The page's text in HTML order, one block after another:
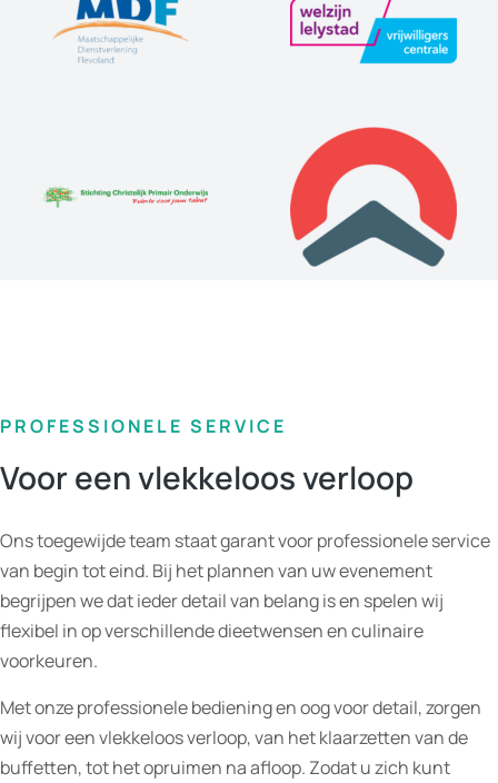
PROFESSIONELE SERVICE
Voor een vlekkeloos verloop
Ons toegewijde team staat garant voor professionele service
van begin tot eind. Bij het plannen van uw evenement
begrijpen we dat ieder detail van belang is en spelen wij
flexibel in op verschillende dieetwensen en culinaire
voorkeuren.
Met onze professionele bediening en oog voor detail, zorgen
wij voor een vlekkeloos verloop, van het klaarzetten van de
buffetten, tot het opruimen na afloop. Zodat u zich kunt